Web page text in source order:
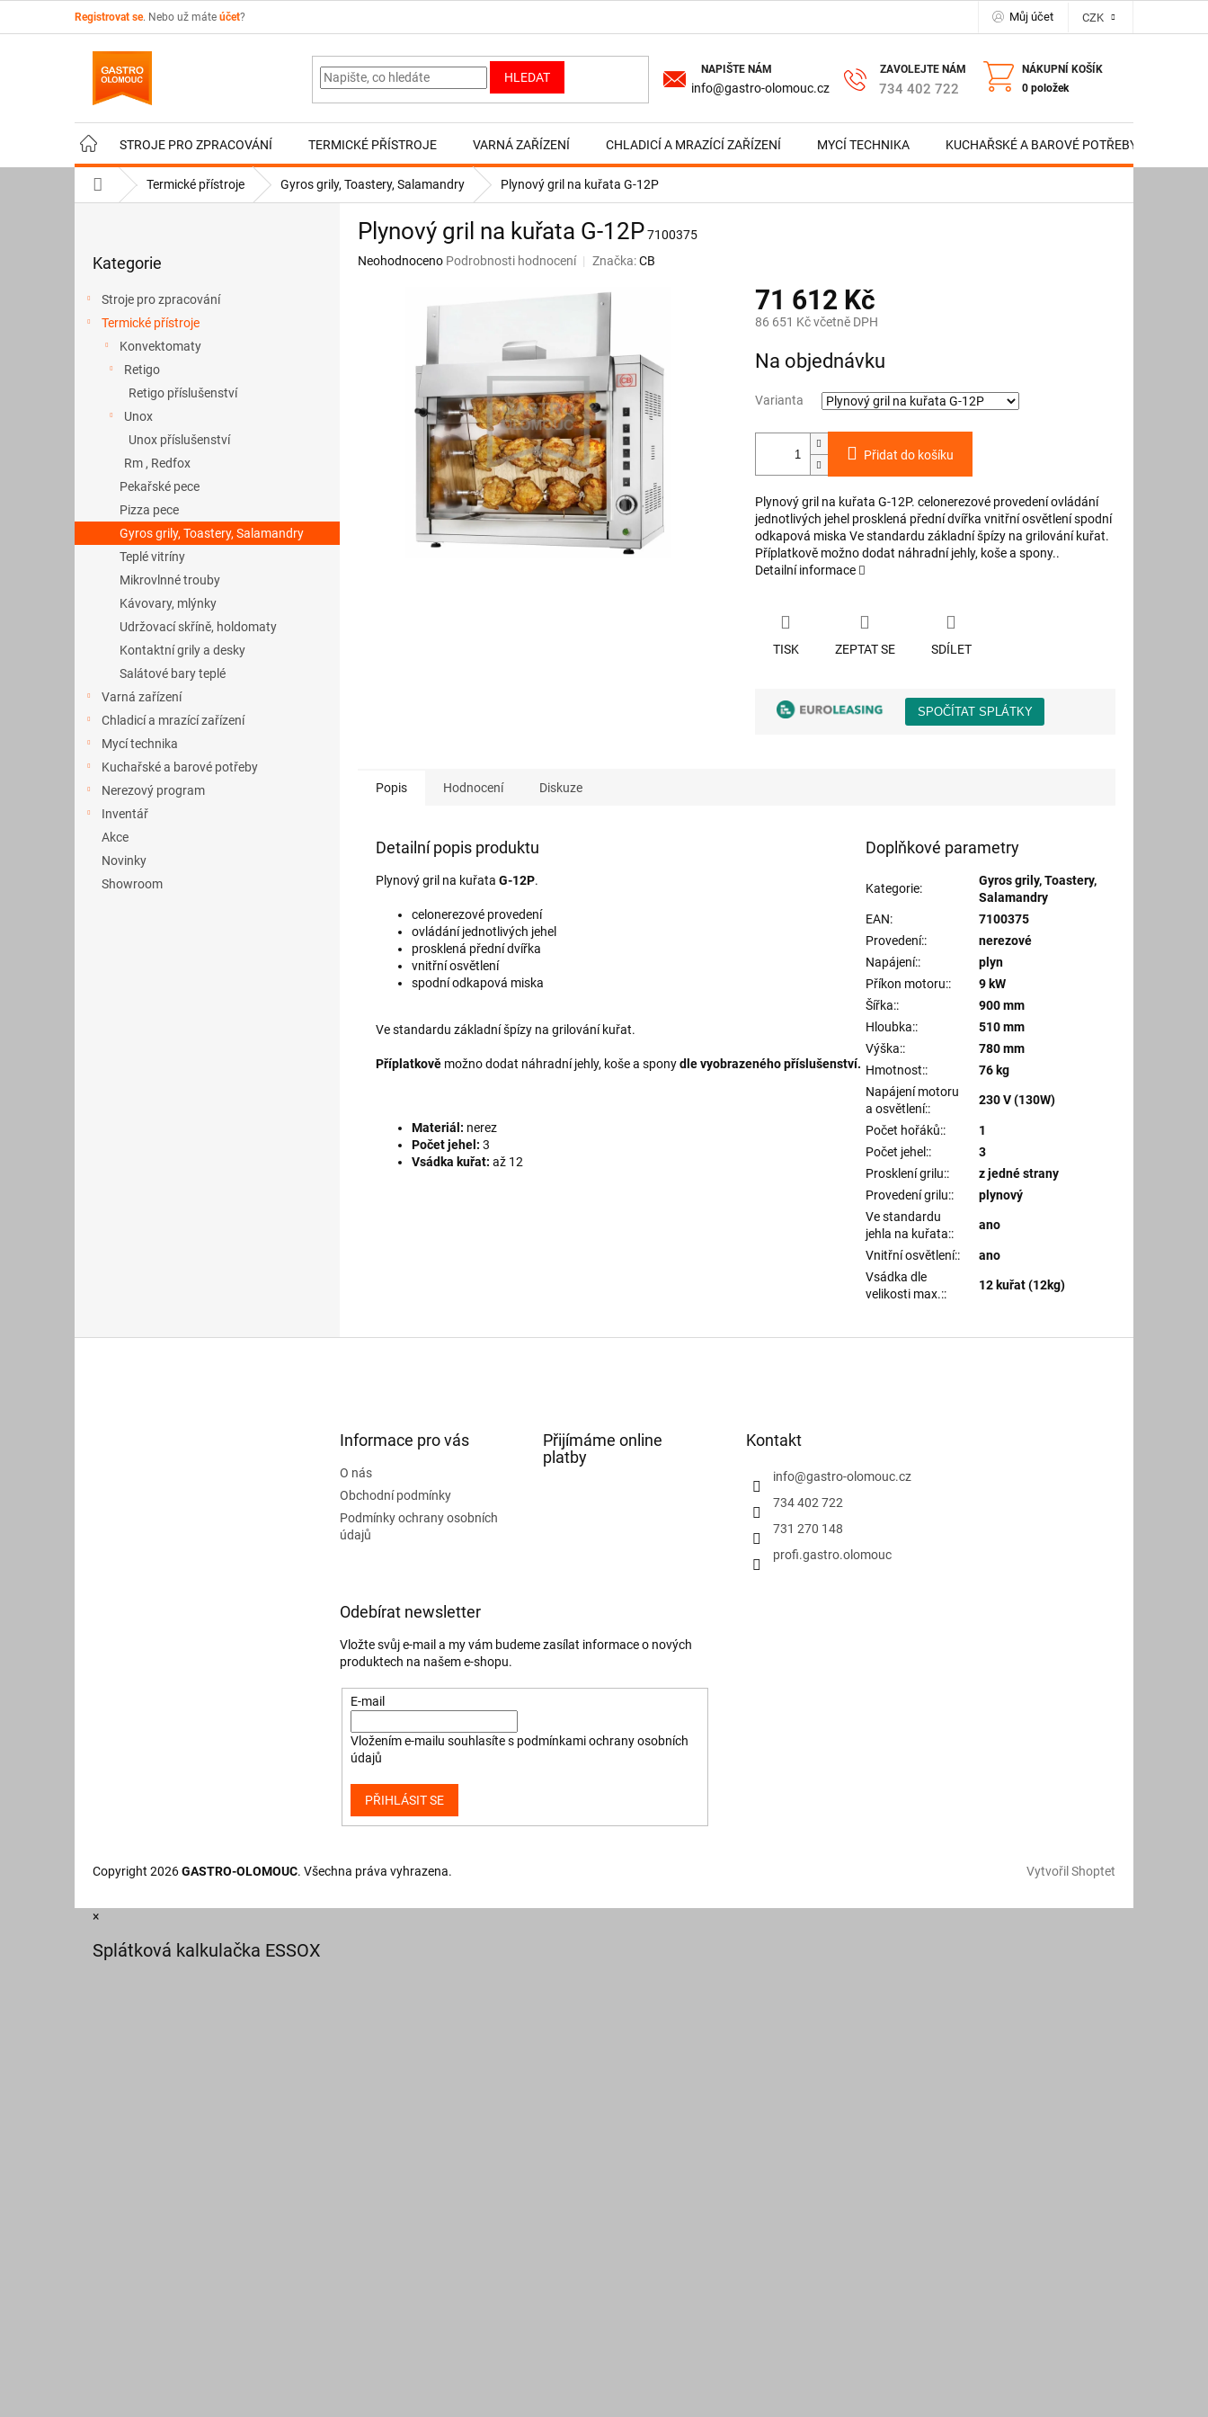
Registrovat se. Nebo už máte účet? Můj účet CZK
HLEDAT
info@gastro-olomouc.cz 734 402 722
NÁKUPNÍ KOŠÍK
0 položek
STROJE PRO ZPRACOVÁNÍ TERMICKÉ PŘÍSTROJE VARNÁ ZAŘÍZENÍ CHLADICÍ A MRAZÍCÍ ZAŘÍZENÍ MYCÍ TECHNIKA KUCHAŘSKÉ A BAROVÉ POTŘEBY
Domů Termické přístroje Gyros grily, Toastery, Salamandry Plynový gril na kuřata G-12P
kategorie
Kategorie
Stroje pro zpracování
Termické přístroje
Konvektomaty
Retigo
Retigo příslušenství
Unox
Unox příslušenství
Rm , Redfox
Pekařské pece
Pizza pece
Gyros grily, Toastery, Salamandry
Teplé vitríny
Mikrovlnné trouby
Kávovary, mlýnky
Udržovací skříně, holdomaty
Kontaktní grily a desky
Salátové bary teplé
Varná zařízení
Chladicí a mrazící zařízení
Mycí technika
Kuchařské a barové potřeby
Nerezový program
Inventář
Akce
Novinky
Showroom
Plynový gril na kuřata G-12P7100375
Průměrné
Neohodnoceno Podrobnosti hodnocení Značka:CB
71 612 Kč
86 651 Kč včetně DPH
cena:
Na objednávku
Varianta
Přidat do košíku
Plynový gril na kuřata G-12P. celonerezové provedení ovládání
jednotlivých jehel prosklená přední dvířka vnitřní osvětlení spodní
odkapová miska Ve standardu základní špízy na grilování kuřat.
Příplatkově možno dodat náhradní jehly, koše a spony..
Detailní informace
TISK ZEPTAT SE SDÍLET
Popis Hodnocení Diskuze
Detailní popis produktu
Plynový gril na kuřata G-12P.
celonerezové provedení
ovládání jednotlivých jehel
prosklená přední dvířka
vnitřní osvětlení
spodní odkapová miska
Ve standardu základní špízy na grilování kuřat.
Příplatkově možno dodat náhradní jehly, koše a sponydle vyobrazeného příslušenství.
Materiál: nerez
Počet jehel: 3
Vsádka kuřat: až 12
Doplňkové parametry
Kategorie:
Gyros grily, Toastery,
Salamandry
EAN:
7100375
Provedení::
nerezové
Napájení::
plyn
Příkon motoru::
9 kW
Šířka::
900 mm
Hloubka::
510 mm
Výška::
780 mm
Hmotnost::
76 kg
Napájení motoru
a osvětlení::
230 V (130W)
Počet hořáků::
1
Počet jehel::
3
Prosklení grilu::
z jedné strany
Provedení grilu::
plynový
Ve standardu
jehla na kuřata::
ano
Vnitřní osvětlení::
ano
Vsádka dle
velikosti max.::
12 kuřat (12kg)
Informace pro vás
O nás
Obchodní podmínky
Podmínky ochrany osobních
údajů
Přijímáme online
platby
Kontakt
info@gastro-olomouc.cz
734 402 722
731 270 148
profi.gastro.olomouc
Odebírat newsletter
Vložte svůj e-mail a my vám budeme zasílat informace o nových
produktech na našem e-shopu.
E-mail
Vložením e-mailu souhlasíte s podmínkami ochrany osobních
údajů
PŘIHLÁSIT SE
Vytvořil Shoptet
Copyright 2026GASTRO-OLOMOUC. Všechna práva vyhrazena.
×
Splátková kalkulačka ESSOX